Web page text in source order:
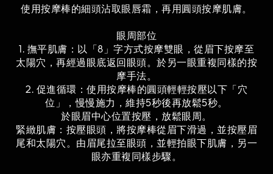
使用按摩棒的細頭沾取眼唇霜，再用圓頭按摩肌膚。
眼周部位
1. 撫平肌膚：以「8」字方式按摩雙眼，從眉下按摩至
太陽穴，再經過眼底返回眼頭。於另一眼重複同樣的按
摩手法。
2. 促進循環：使用按摩棒的圓頭輕輕按壓以下「穴
位」，慢慢施力，維持5秒後再放鬆5秒。
於眼眉中心位置按壓，放鬆眼周。
緊緻肌膚：按壓眼頭，將按摩棒從眉下滑過，並按壓眉
尾和太陽穴。由眉尾拉至眼頭，並輕拍眼下肌膚，另一
眼亦重複同樣步驟。